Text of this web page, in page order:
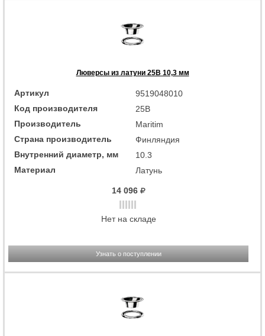
Люверсы из латуни 25B 10,3 мм
Артикул
9519048010
Код производителя
25B
Производитель
Maritim
Страна производитель
Финляндия
Внутренний диаметр, мм
10.3
Материал
Латунь
14 096
Нет на складе
Узнать о поступлении